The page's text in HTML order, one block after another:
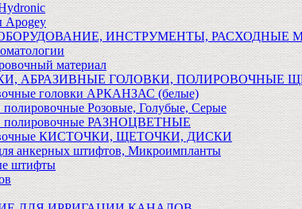
Apogey
ИНСТРУМЕНТЫ, РАСХОДНЫЕ
материал
АБРАЗИВНЫЕ ГОЛОВКИ, ПОЛИРОВОЧНЫЕ
головки АРКАНЗАС (белые)
полировочные Розовые, Голубые, Серые
полировочные РАЗНОЦВЕТНЫЕ
КИСТОЧКИ, ЩЕТОЧКИ, ДИСКИ
анкерных штифтов, Микроимпланты
штифты